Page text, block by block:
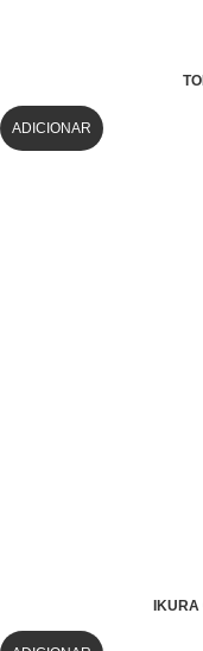
ADICIONAR